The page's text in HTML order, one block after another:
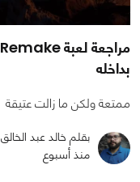
بداخله
ممتعة ولكن ما زالت عتيقة
بقلم خالد عبد الخالق
منذ أسبوع